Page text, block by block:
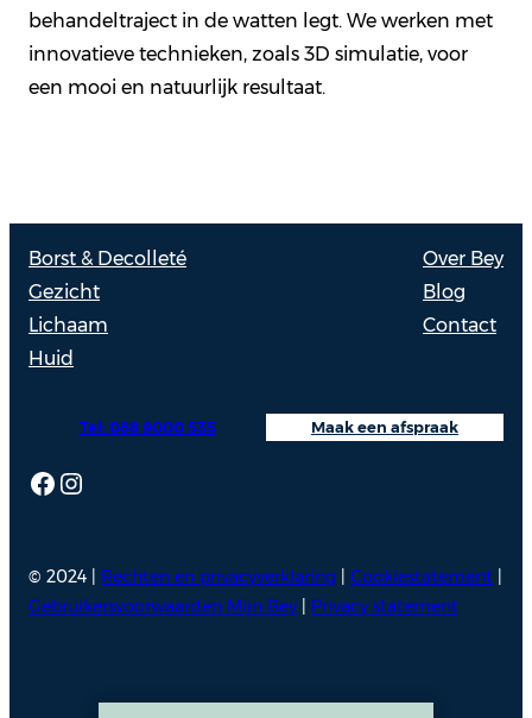
behandeltraject in de watten legt. We werken met
innovatieve technieken, zoals 3D simulatie, voor
een mooi en natuurlijk resultaat.
Borst & Decolleté
Gezicht
Lichaam
Huid
Over Bey
Blog
Contact
Facebook
Instagram
Maak een afspraak
Tel: 088 9000 535
© 2024 | Rechten en privacyverklaring Cookiestatement
Gebruikersvoorwaarden Mijn Bey
Privacy statement